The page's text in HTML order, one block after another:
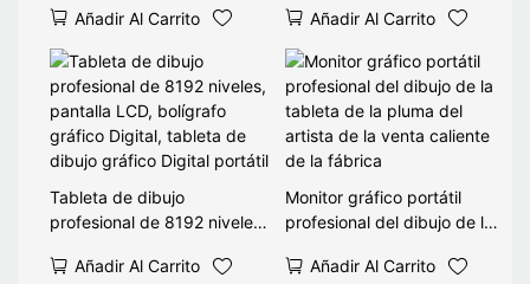
batería, panel de pantalla
gráfica USB
Añadir Al Carrito
pantalla electrónica de
dibujo Digital
Añadir Al Carrito
Tableta de dibujo
profesional de 8192 niveles,
gráfico Digital, tableta de
Añadir Al Carrito
Monitor gráfico portátil
profesional del dibujo de la
artista de la venta caliente
Añadir Al Carrito